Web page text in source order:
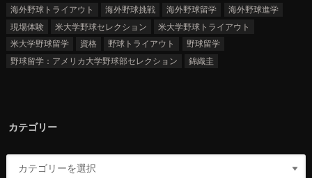
海外野球トライアウト
海外野球挑戦 海外野球留学
海外野球進学
現場体験
米大学野球セレクション
米大学野球トライアウト
米大学野球留学
資格 野球トライアウト
野球留学
野球留学：アメリカ大学野球部セレクション
錦織圭
カテゴリー